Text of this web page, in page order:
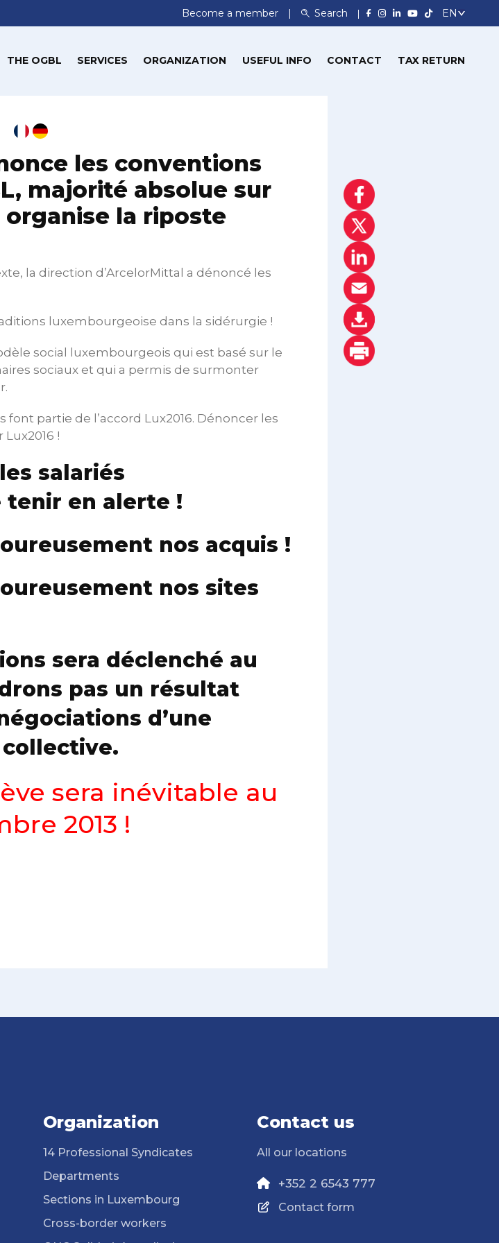
Become a member Search
THE OGBL SERVICES ORGANIZATION USEFUL INFO CONTACT TAX RETURN
les conventions
majorité absolue sur
la riposte
la direction d’ArcelorMittal a dénoncé les
luxembourgeoise dans la sidérurgie !
social luxembourgeois qui est basé sur le
sociaux et qui a permis de surmonter
font partie de l’accord Lux2016. Dénoncer les
!
salariés
tenir en alerte !
nos acquis !
nos sites
sera déclenché au
pas un résultat
d’une
sera inévitable au
2013 !
Organization
14 Professional Syndicates
Departments
Sections in Luxembourg
Cross-border workers
Contact us
All our locations
+352 2 6543 777
Contact form